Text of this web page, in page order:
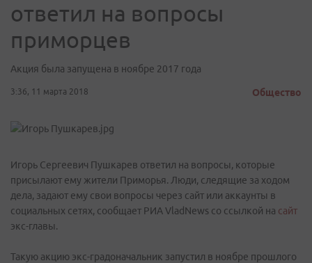
ответил на вопросы
приморцев
Акция была запущена в ноябре 2017 года
3:36, 11 марта 2018 Общество
Игорь Сергеевич Пушкарев ответил на вопросы, которые
присылают ему жители Приморья. Люди, следящие за ходом
дела, задают ему свои вопросы через сайт или аккаунты в
социальных сетях, сообщает РИА VladNews со ссылкой на сайт
экс-главы.
Такую акцию экс-градоначальник запустил в ноябре прошлого